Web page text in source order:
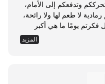
وتدفعكم إلى الأمام،
لا طعم لها ولا رائحة،
الرغبة في كل شيء. هل فكرتم يومًا ما هي أكبر
لكم إن شعرتم بأنّ لا
في حياة كل منا، وعندما يغيب
التي من دونها لا
المزيد